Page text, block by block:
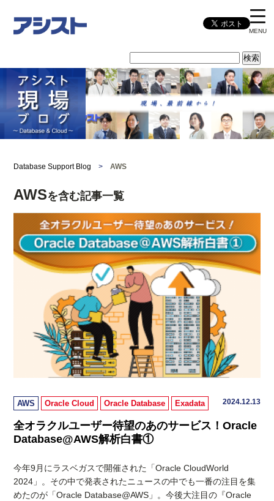
MENU
Database Support Blog > AWS
AWSを含む記事一覧
AWS Oracle Cloud Oracle Database Exadata 2024.12.13
全オラクルユーザー待望のあのサービス！Oracle
Database@AWS解析白書①
今年9月にラスベガスで開催された「Oracle CloudWorld
2024」。その中で発表されたニュースの中でも一番の注目を集
めたのが「Oracle Database@AWS」。今後大注目の『Oracle